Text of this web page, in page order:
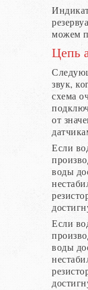
можем
Цепь
звук,
схема
от
Если
воды
Если
воды